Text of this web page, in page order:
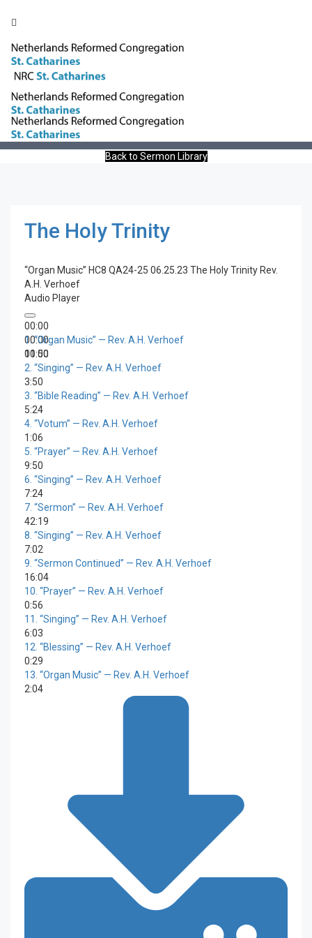
The Holy Trinity
Back to Sermon Library
The Holy Trinity
“Organ Music” HC8 QA24-25 06.25.23 The Holy Trinity Rev.
A.H. Verhoef
Audio Player
00:00
00:00
00:00
1.“Organ Music” — Rev. A.H. Verhoef
11:50
2. “Singing” — Rev. A.H. Verhoef
3:50
3. “Bible Reading” — Rev. A.H. Verhoef
5:24
4. “Votum” — Rev. A.H. Verhoef
1:06
5. “Prayer” — Rev. A.H. Verhoef
9:50
6. “Singing” — Rev. A.H. Verhoef
7:24
7. “Sermon” — Rev. A.H. Verhoef
42:19
8. “Singing” — Rev. A.H. Verhoef
7:02
9. “Sermon Continued” — Rev. A.H. Verhoef
16:04
10. “Prayer” — Rev. A.H. Verhoef
0:56
11. “Singing” — Rev. A.H. Verhoef
6:03
12. “Blessing” — Rev. A.H. Verhoef
0:29
13. “Organ Music” — Rev. A.H. Verhoef
2:04